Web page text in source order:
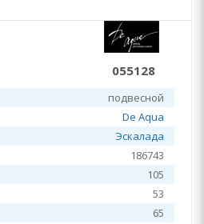
055128
подвесной
De Aqua
Эскалада
186743
105
53
65